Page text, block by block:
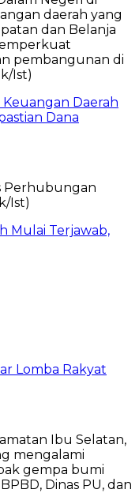
Daerah
Dana
Mulai Terjawab,
Lomba Rakyat